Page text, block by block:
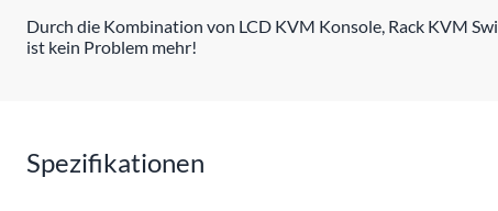
Durch die Kombination von LCD KVM Konsole, Rack KVM
ist kein Problem mehr!
Spezifikationen